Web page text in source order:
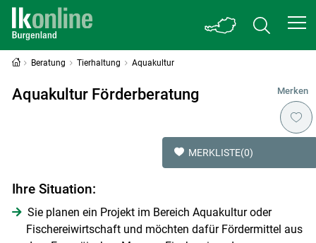
Beratung Tierhaltung Aquakultur
Merken
Aquakultur Förderberatung
MERKLISTE(0)
Ihre Situation:
Sie planen ein Projekt im Bereich Aquakultur oder
Fischereiwirtschaft und möchten dafür Fördermittel aus